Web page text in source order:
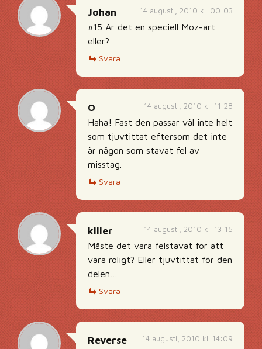
14 augusti, 2010 kl. 00:03
Johan
#15 Är det en speciell Moz-art
eller?
Svara
14 augusti, 2010 kl. 11:28
O
Haha! Fast den passar väl inte helt
som tjuvtittat eftersom det inte
är någon som stavat fel av
misstag.
Svara
14 augusti, 2010 kl. 13:15
killer
Måste det vara felstavat för att
vara roligt? Eller tjuvtittat för den
delen…
Svara
14 augusti, 2010 kl. 14:09
Reverse